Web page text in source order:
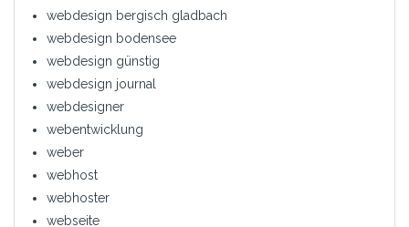
webdesign bergisch gladbach
webdesign bodensee
webdesign günstig
webdesign journal
webdesigner
webentwicklung
weber
webhost
webhoster
webseite